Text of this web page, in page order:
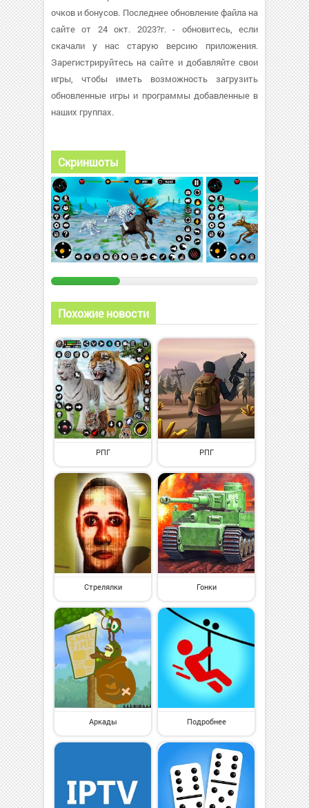
очков и бонусов. Последнее обновление файла на
сайте от 24 окт. 2023?г. - обновитесь, если
скачали у нас старую версию приложения.
Зарегистрируйтесь на сайте и добавляйте свои
игры, чтобы иметь возможность загрузить
обновленные игры и программы добавленные в
наших группах.
Скриншоты
Похожие новости
РПГ РПГ
Стрелялки Гонки
Аркады Подробнее